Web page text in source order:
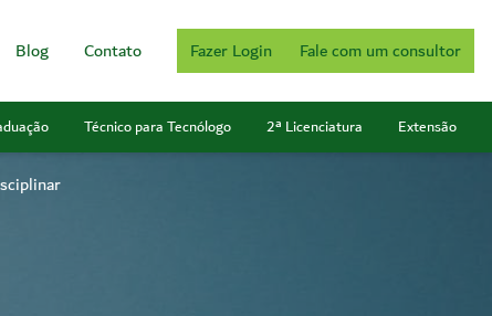
Blog Contato Fazer Login Fale com um consultor
Técnico para Tecnólogo 2ª Licenciatura Extensão